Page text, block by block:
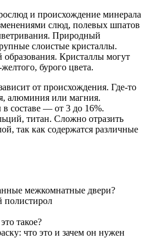
и происхождение минерала
слюд, полевых шпатов
Природный
слоистые кристаллы.
образования. Кристаллы могут
бурого цвета.
от происхождения. Где-то
алюминия или магния.
составе — от 3 до 16%.
титан. Сложно отразить
так как содержатся различные
межкомнатные двери?
полистирол
такое?
что это и зачем он нужен